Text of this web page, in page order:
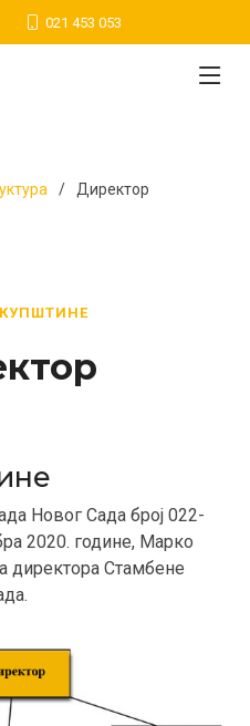
021 453 053
Директор
Новог Сада број 022-
2020. године, Марко
директора Стамбене